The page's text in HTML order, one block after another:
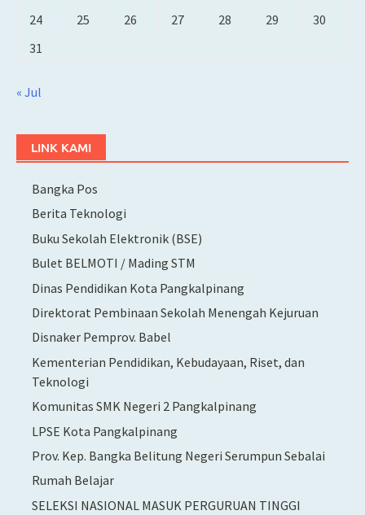
24
25 26 27 28 29
30
31
« Jul
LINK KAMI
Bangka Pos
Berita Teknologi
Buku Sekolah Elektronik (BSE)
Bulet BELMOTI / Mading STM
Dinas Pendidikan Kota Pangkalpinang
Direktorat Pembinaan Sekolah Menengah Kejuruan
Disnaker Pemprov. Babel
Kementerian Pendidikan, Kebudayaan, Riset, dan
Teknologi
Komunitas SMK Negeri 2 Pangkalpinang
LPSE Kota Pangkalpinang
Prov. Kep. Bangka Belitung Negeri Serumpun Sebalai
Rumah Belajar
SELEKSI NASIONAL MASUK PERGURUAN TINGGI